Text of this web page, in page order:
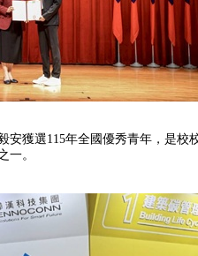
安獲選115年全國優秀青年，是校
一。